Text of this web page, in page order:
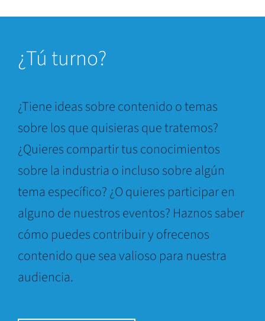
¿Tú turno?
¿Tiene ideas sobre contenido o temas
sobre los que quisieras que tratemos?
¿Quieres compartir tus conocimientos
sobre la industria o incluso sobre algún
tema específico? ¿O quieres participar en
alguno de nuestros eventos? Haznos saber
cómo puedes contribuir y ofrecenos
contenido que sea valioso para nuestra
audiencia.